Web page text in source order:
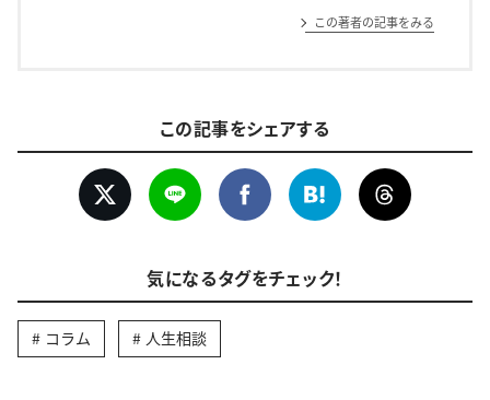
この著者の記事をみる
この記事をシェアする
気になるタグをチェック！
コラム 人生相談